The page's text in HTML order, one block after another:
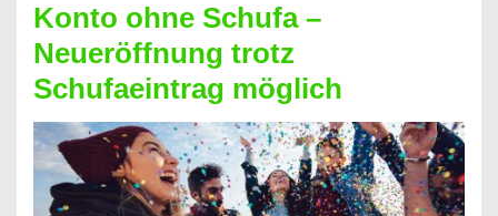
Sie
einen
Kredit
ohne
Einkommensnachweis
Konto ohne Schufa –
Neueröffnung trotz
Schufaeintrag möglich